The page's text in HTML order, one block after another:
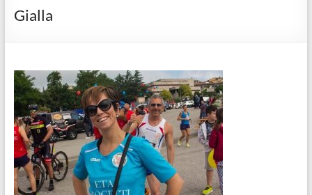
Gialla